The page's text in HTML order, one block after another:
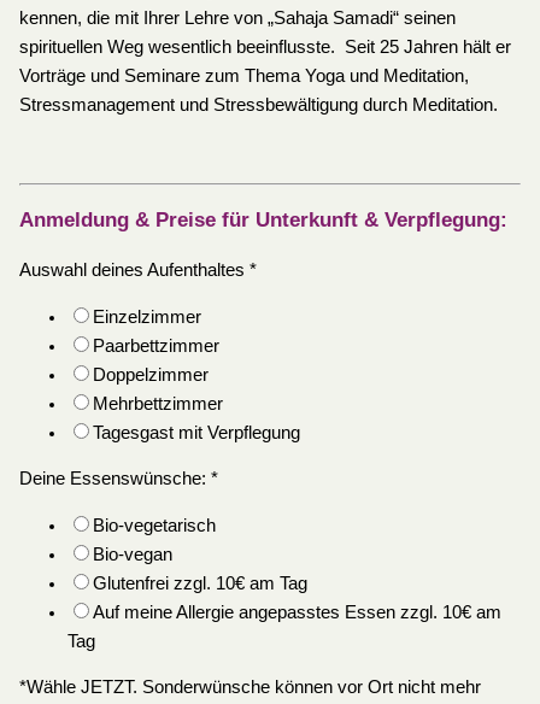
kennen, die mit Ihrer Lehre von „Sahaja Samadi“ seinen
spirituellen Weg wesentlich beeinflusste. Seit 25 Jahren hält er
Vorträge und Seminare zum Thema Yoga und Meditation,
Stressmanagement und Stressbewältigung durch Meditation.
Anmeldung & Preise für Unterkunft & Verpflegung:
Auswahl deines Aufenthaltes *
Einzelzimmer
Paarbettzimmer
Doppelzimmer
Mehrbettzimmer
Tagesgast mit Verpflegung
Deine Essenswünsche: *
Bio-vegetarisch
Bio-vegan
Glutenfrei zzgl. 10€ am Tag
Auf meine Allergie angepasstes Essen zzgl. 10€ am
Tag
*Wähle JETZT. Sonderwünsche können vor Ort nicht mehr